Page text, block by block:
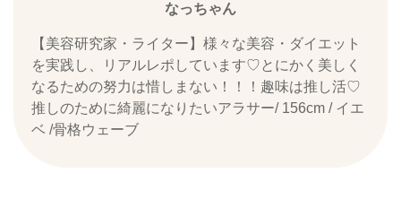
なっちゃん
【美容研究家・ライター】様々な美容・ダイエット
を実践し、リアルレポしています♡とにかく美しく
なるための努力は惜しまない！！！趣味は推し活♡
推しのために綺麗になりたいアラサー/ 156cm / イエ
ベ /骨格ウェーブ